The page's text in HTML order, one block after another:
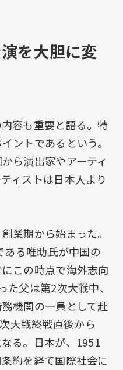
を大胆に変
容も重要と語る。特
ントであるという。
ら演出家やアーティ
ィストは日本人より
業期から始まった。
ある唯助氏が中国の
この時点で海外志向
父は第2次大戦中、
機関の一員として赴
大戦終戦直後から
る。日本が、1951
約を経て国際社会に